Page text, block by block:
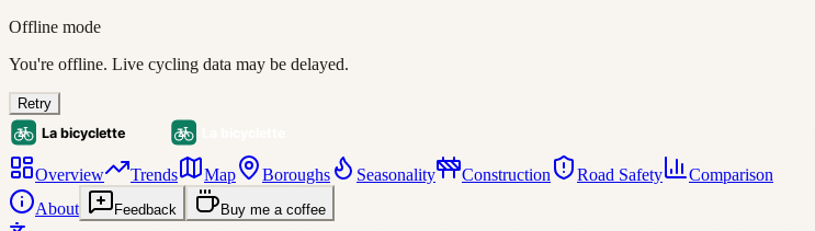
Offline mode
You're offline. Live cycling data may be delayed.
Retry
Overview Trends Map Boroughs Seasonality Construction Road Safety
Comparison
About
Feedback Buy me a coffee